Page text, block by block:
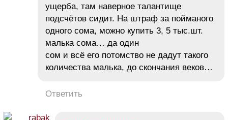
ущерба, там наверное талантище
подсчётов сидит. На штраф за пойманого
одного сома, можно купить 3, 5 тыс.шт.
малька сома… да один
сом и всё его потомство не дадут такого
количества малька, до скончания веков…
Ответить